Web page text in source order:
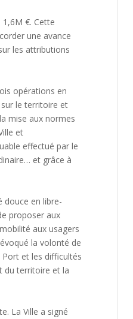
1,6M €. Cette
une avance
les attributions
opérations en
le territoire et
mise aux normes
et
effectué par le
et grâce à
douce en libre-
proposer aux
aux usagers
la volonté de
Port et les difficultés
du territoire et la
La Ville a signé